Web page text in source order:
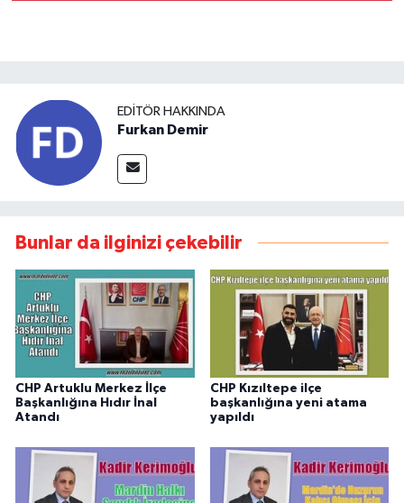
EDITÖR HAKKINDA
Furkan Demir
Bunlar da ilginizi çekebilir
CHP Artuklu Merkez İlçe
Başkanlığına Hıdır İnal
Atandı
CHP Kızıltepe ilçe
başkanlığına yeni atama
yapıldı